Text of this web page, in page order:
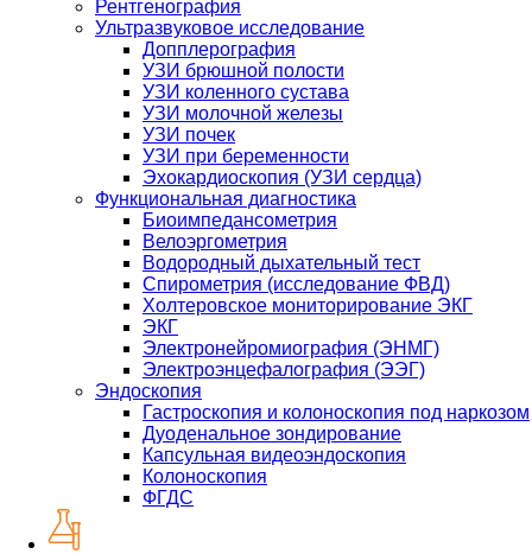
Рентгенография
Ультразвуковое исследование
Допплерография
УЗИ брюшной полости
УЗИ коленного сустава
УЗИ молочной железы
УЗИ почек
УЗИ при беременности
Эхокардиоскопия (УЗИ сердца)
Функциональная диагностика
Биоимпедансометрия
Велоэргометрия
Водородный дыхательный тест
Спирометрия (исследование ФВД)
Холтеровское мониторирование ЭКГ
ЭКГ
Электронейромиография (ЭНМГ)
Электроэнцефалография (ЭЭГ)
Эндоскопия
Гастроскопия и колоноскопия под наркозом
Дуоденальное зондирование
Капсульная видеоэндоскопия
Колоноскопия
ФГДС